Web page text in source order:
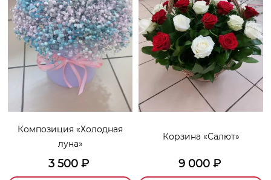
Композиция «Холодная
луна»
3 500 ₽
Корзина «Салют»
9 000₽